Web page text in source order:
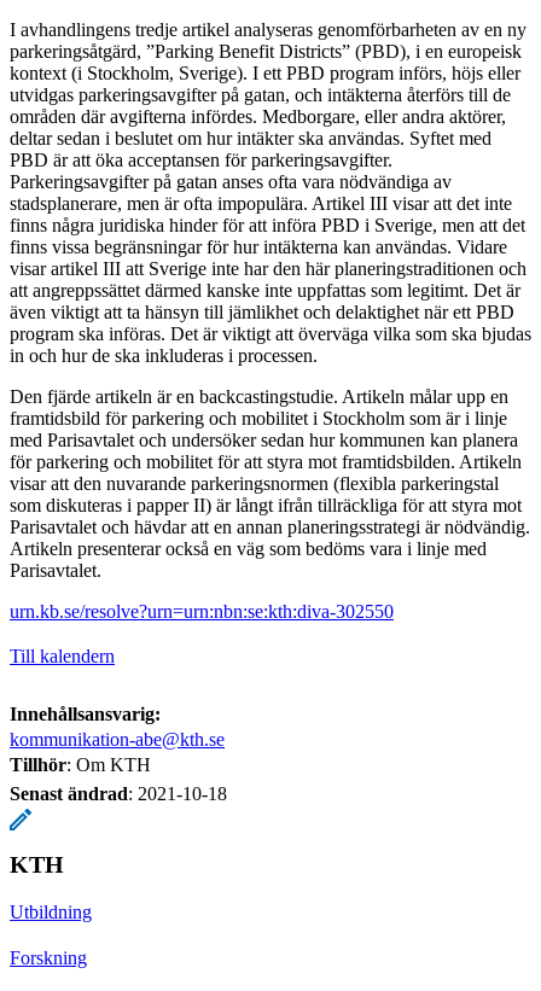
I avhandlingens tredje artikel analyseras genomförbarheten av en ny
parkeringsåtgärd, ”Parking Benefit Districts” (PBD), i en europeisk
kontext (i Stockholm, Sverige). I ett PBD program införs, höjs eller
utvidgas parkeringsavgifter på gatan, och intäkterna återförs till de
områden där avgifterna infördes. Medborgare, eller andra aktörer,
deltar sedan i beslutet om hur intäkter ska användas. Syftet med
PBD är att öka acceptansen för parkeringsavgifter.
Parkeringsavgifter på gatan anses ofta vara nödvändiga av
stadsplanerare, men är ofta impopulära. Artikel III visar att det inte
finns några juridiska hinder för att införa PBD i Sverige, men att det
finns vissa begränsningar för hur intäkterna kan användas. Vidare
visar artikel III att Sverige inte har den här planeringstraditionen och
att angreppssättet därmed kanske inte uppfattas som legitimt. Det är
även viktigt att ta hänsyn till jämlikhet och delaktighet när ett PBD
program ska införas. Det är viktigt att överväga vilka som ska bjudas
in och hur de ska inkluderas i processen.
Den fjärde artikeln är en backcastingstudie. Artikeln målar upp en
framtidsbild för parkering och mobilitet i Stockholm som är i linje
med Parisavtalet och undersöker sedan hur kommunen kan planera
för parkering och mobilitet för att styra mot framtidsbilden. Artikeln
visar att den nuvarande parkeringsnormen (flexibla parkeringstal
som diskuteras i papper II) är långt ifrån tillräckliga för att styra mot
Parisavtalet och hävdar att en annan planeringsstrategi är nödvändig.
Artikeln presenterar också en väg som bedöms vara i linje med
Parisavtalet.
urn.kb.se/resolve?urn=urn:nbn:se:kth:diva-302550
Till kalendern
Innehållsansvarig:
kommunikation-abe@kth.se
Tillhör: Om KTH
Senast ändrad: 2021-10-18
KTH
Utbildning
Forskning